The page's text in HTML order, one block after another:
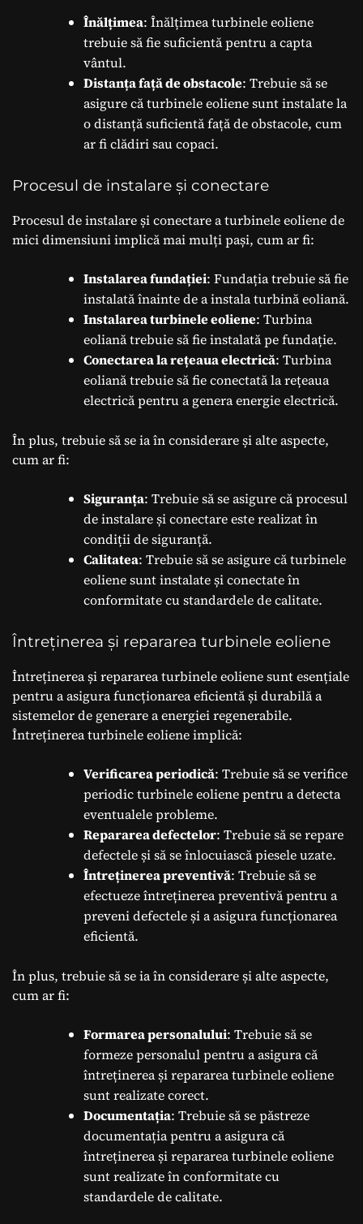
Înălțimea: Înălțimea turbinele eoliene
trebuie să fie suficientă pentru a capta
vântul.
Distanța față de obstacole: Trebuie să se
asigure că turbinele eoliene sunt instalate la
o distanță suficientă față de obstacole, cum
ar fi clădiri sau copaci.
Procesul de instalare și conectare
Procesul de instalare și conectare a turbinele eoliene de
mici dimensiuni implică mai mulți pași, cum ar fi:
Instalarea fundației: Fundația trebuie să fie
instalată înainte de a instala turbină eoliană.
Instalarea turbinele eoliene: Turbina
eoliană trebuie să fie instalată pe fundație.
Conectarea la rețeaua electrică: Turbina
eoliană trebuie să fie conectată la rețeaua
electrică pentru a genera energie electrică.
În plus, trebuie să se ia în considerare și alte aspecte,
cum ar fi:
Siguranța: Trebuie să se asigure că procesul
de instalare și conectare este realizat în
condiții de siguranță.
Calitatea: Trebuie să se asigure că turbinele
eoliene sunt instalate și conectate în
conformitate cu standardele de calitate.
Întreținerea și repararea turbinele eoliene
Întreținerea și repararea turbinele eoliene sunt esențiale
pentru a asigura funcționarea eficientă și durabilă a
sistemelor de generare a energiei regenerabile.
Întreținerea turbinele eoliene implică:
Verificarea periodică: Trebuie să se verifice
periodic turbinele eoliene pentru a detecta
eventualele probleme.
Repararea defectelor: Trebuie să se repare
defectele și să se înlocuiască piesele uzate.
Întreținerea preventivă: Trebuie să se
efectueze întreținerea preventivă pentru a
preveni defectele și a asigura funcționarea
eficientă.
În plus, trebuie să se ia în considerare și alte aspecte,
cum ar fi:
Formarea personalului: Trebuie să se
formeze personalul pentru a asigura că
întreținerea și repararea turbinele eoliene
sunt realizate corect.
Documentația: Trebuie să se păstreze
documentația pentru a asigura că
întreținerea și repararea turbinele eoliene
sunt realizate în conformitate cu
standardele de calitate.